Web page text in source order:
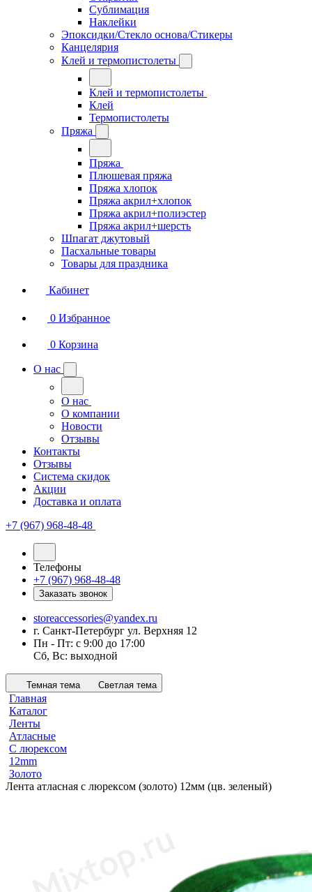
Сублимация
Наклейки
Эпоксидки/Стекло основа/Стикеры
Канцелярия
Клей и термопистолеты
Клей и термопистолеты
Клей
Термопистолеты
Пряжа
Пряжа
Плюшевая пряжа
Пряжа хлопок
Пряжа акрил+хлопок
Пряжа акрил+полиэстер
Пряжа акрил+шерсть
Шпагат джутовый
Пасхальные товары
Товары для праздника
Кабинет
0 Избранное
0 Корзина
О нас
О нас
О компании
Новости
Отзывы
Контакты
Отзывы
Система скидок
Акции
Доставка и оплата
+7 (967) 968-48-48
Телефоны
+7 (967) 968-48-48
Заказать звонок
storeaccessories@yandex.ru
г. Санкт-Петербург ул. Верхняя 12
Пн - Пт: с 9:00 до 17:00
Сб, Вс: выходной
Темная тема Светлая тема
Главная
Каталог
Ленты
Атласные
С люрексом
12mm
Золото
Лента атласная с люрексом (золото) 12мм (цв. зеленый)